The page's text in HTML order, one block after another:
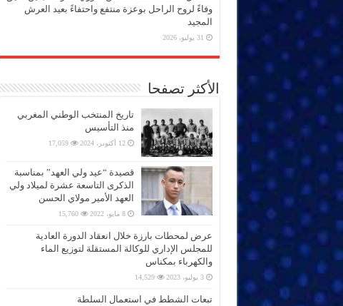
وفاءً لروح الراحل بوعزة منتفع واحتفاءً بعيد العرش
المجيد
31 يوليو، 2026
الأكثر تصفحا
تاريخ المنتخب الوطني المغربي
منذ التأسيس
12 أكتوبر، 2024 17,059
قصيدة “عيد ولي العهد” بمناسبة
الذكرى التاسعة عشرة لميلاد ولي
العهد الأمير مولاي الحسن
8 مايو، 2022 15,760
عرض لمحطات بارزة خلال انعقاد الدورة العادية
للمجلس الإداري للوكالة المستقلة لتوزيع الماء
والكهرباء بمكناس
3 يوليو، 2023 14,529
تبعات الشطط في استعمال السلطة